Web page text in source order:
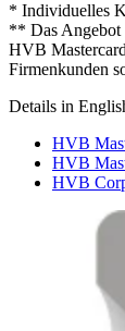
* Individuelles
** Das Angebot
HVB
Firmenkunden
Details in
HVB
HVB
HVB